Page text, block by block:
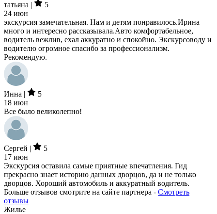
татьяна |
5
24 июн
экскурсия замечательная. Нам и детям понравилось.Ирина
много и интересно рассказывала.Авто комфортабельное,
водитель вежлив, ехал аккуратно и спокойно. Экскурсоводу и
водителю огромное спасибо за профессионализм.
Рекомендую.
Инна |
5
18 июн
Все было великолепно!
Сергей |
5
17 июн
Экскурсия оставила самые приятные впечатления. Гид
прекрасно знает историю данных дворцов, да и не только
дворцов. Хороший автомобиль и аккуратный водитель.
Больше отзывов смотрите на сайте партнера - Смотреть
отзывы
Жилье